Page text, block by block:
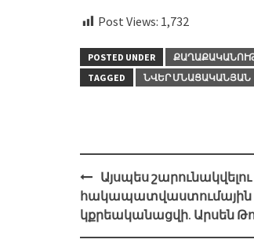
Post Views: 1,732
POSTED UNDER
TAGGED
ՆՎԵՐ ՄՆԱՑԱԿԱՆՅԱՆ
Post
navigation
Այսպես
հակապատվաստումային
կքրեականացվի. Արսեն